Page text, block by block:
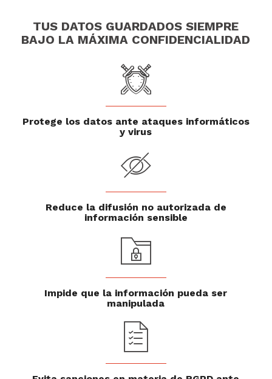
TUS DATOS GUARDADOS SIEMPRE
BAJO LA MÁXIMA CONFIDENCIALIDAD
Protege los datos ante ataques informáticos
y virus
Reduce la difusión no autorizada de
información sensible
Impide que la información pueda ser
manipulada